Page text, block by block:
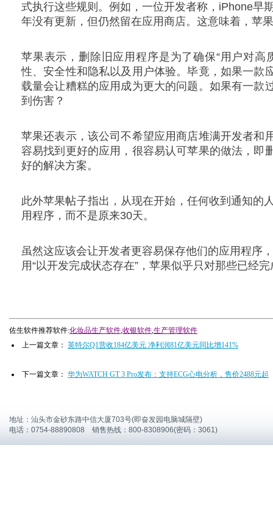
式执行这些规则。例如，一位开发者称，iPhone早
年没有更新，但仍然留在应用商店。这意味着，苹
苹果表示，删除旧应用程序是为了确保“用户对高
性、安全性和隐私以及用户体验。毕竟，如果一款
载量会让糟糕的应用成为更大的问题。如果有一款
到伤害？
苹果还表示，该公司不希望应用商店堆满开发者和
容易找到更好的应用，很容易认可苹果的做法，即
好的解决方案。
此外苹果帖子指出，从现在开始，任何收到通知的
用程序，而不是原来30天。
虽然这应该会让开发者更容易保存他们的应用程序
用“以开发完成状态存在”，苹果似乎只对那些已经
佐生软件推荐软件:化妆品生产软件,收银软件,生产管理软件
上一篇文章： 英特尔Q1营收184亿美元 净利润81亿美元同比增141%
下一篇文章： 华为WATCH GT 3 Pro发布：支持ECG心电分析，售价2488元起
地址：汕头市金砂东路中信大厦703号(即奋发园电脑城隔壁)
电话：0754-88890808 销售热线：800-8308906(密码：3061)